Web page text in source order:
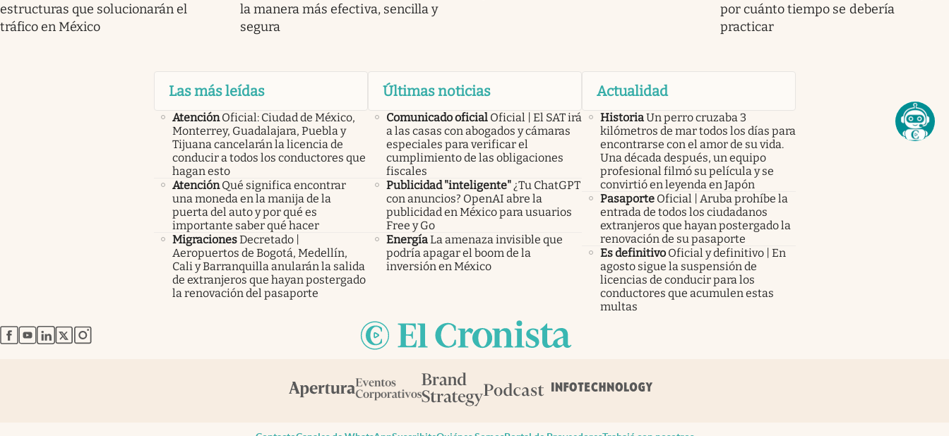
estructuras que solucionarán el
tráfico en México
la manera más efectiva, sencilla y
segura
por cuánto tiempo se debería
practicar
Las más leídas
Atención Oficial: Ciudad de México,
Monterrey, Guadalajara, Puebla y
Tijuana cancelarán la licencia de
conducir a todos los conductores que
hagan esto
Atención Qué significa encontrar
una moneda en la manija de la
puerta del auto y por qué es
importante saber qué hacer
MigracionesDecretado |
Aeropuertos de Bogotá, Medellín,
Cali y Barranquilla anularán la salida
de extranjeros que hayan postergado
la renovación del pasaporte
Últimas noticias
Comunicado oficial Oficial | El SAT irá
a las casas con abogados y cámaras
especiales para verificar el
cumplimiento de las obligaciones
fiscales
Publicidad "inteligente" ¿Tu ChatGPT
con anuncios? OpenAI abre la
publicidad en México para usuarios
Free y Go
EnergíaLa amenaza invisible que
podría apagar el boom de la
inversión en México
Actualidad
HistoriaUn perro cruzaba 3
kilómetros de mar todos los días para
encontrarse con el amor de su vida.
Una década después, un equipo
profesional filmó su película y se
convirtió en leyenda en Japón
Pasaporte Oficial | Aruba prohíbe la
entrada de todos los ciudadanos
extranjeros que hayan postergado la
renovación de su pasaporte
Es definitivo Oficial y definitivo | En
agosto sigue la suspensión de
licencias de conducir para los
conductores que acumulen estas
multas
abre en nueva pestaña
abre en nueva pestaña
abre en nueva pestaña
abre en nueva pestaña
abre en nueva pestaña